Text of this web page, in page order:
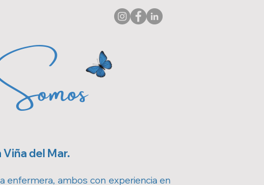
del Mar.
enfermera, ambos con experiencia en